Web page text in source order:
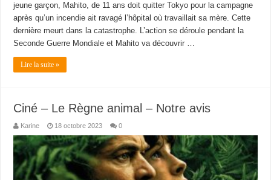
jeune garçon, Mahito, de 11 ans doit quitter Tokyo pour la campagne
après qu’un incendie ait ravagé l’hôpital où travaillait sa mère. Cette
dernière meurt dans la catastrophe. L’action se déroule pendant la
Seconde Guerre Mondiale et Mahito va découvrir …
Lire la suite »
Ciné – Le Règne animal – Notre avis
Karine 18 octobre 2023 0